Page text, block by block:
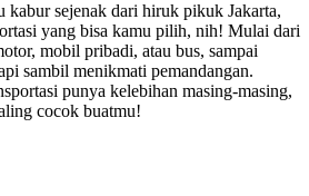
kabur sejenak dari hiruk pikuk Jakarta,
yang bisa kamu pilih, nih! Mulai dari
mobil pribadi, atau bus, sampai
sambil menikmati pemandangan.
punya kelebihan masing-masing,
cocok buatmu!